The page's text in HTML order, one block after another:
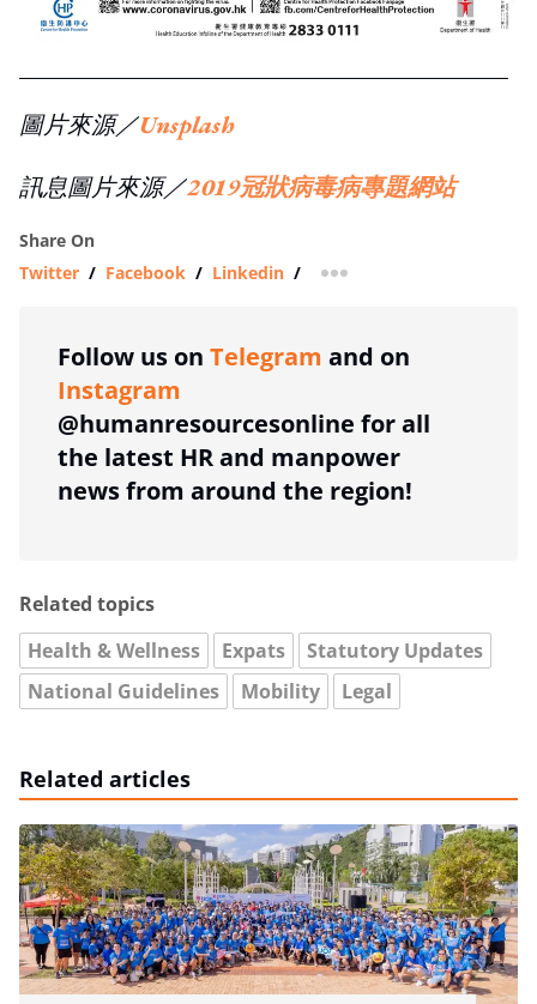
圖片來源／Unsplash
訊息圖片來源／2019冠狀病毒病專題網站
Share On
Twitter / Facebook / Linkedin / more sharing option
Follow us on Telegram and on
Instagram
@humanresourcesonline for all
the latest HR and manpower
news from around the region!
Related topics
Health & Wellness
Expats
Statutory Updates
National Guidelines
Mobility Legal
Related articles